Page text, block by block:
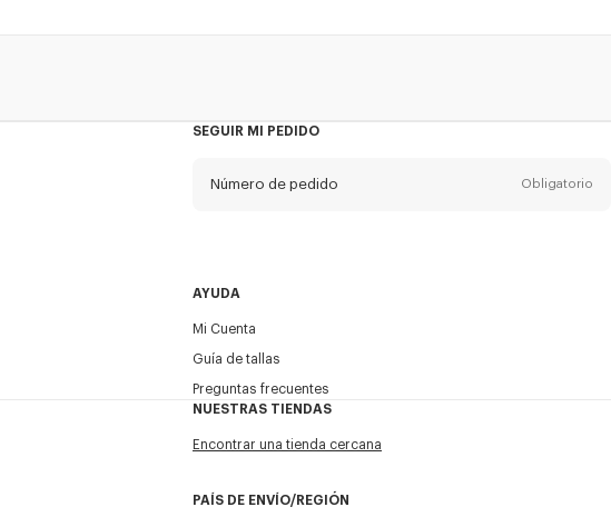
SEGUIR MI PEDIDO
Número de pedido Obligatorio
AYUDA
Mi Cuenta
Guía de tallas
Preguntas frecuentes
NUESTRAS TIENDAS
Encontrar una tienda cercana
PAÍS DE ENVÍO/REGIÓN